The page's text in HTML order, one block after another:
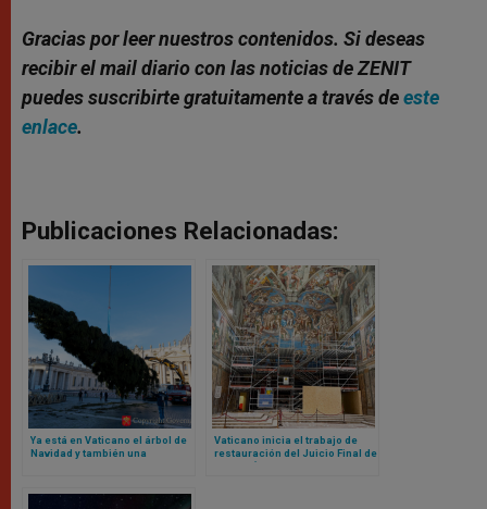
Gracias por leer nuestros contenidos. Si deseas
recibir el mail diario con las noticias de ZENIT
puedes suscribirte gratuitamente a través deeste
enlace.
Publicaciones Relacionadas:
Ya está en Vaticano el árbol de
Navidad y también una
Vaticano inicia el trabajo de
restauración del Juicio Final de
Miguel Ángel en Capilla Sixtina